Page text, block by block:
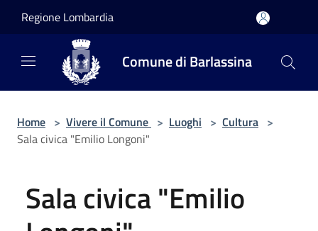
Regione Lombardia
Comune di Barlassina
Home > Vivere il Comune > Luoghi > Cultura >
Sala civica "Emilio Longoni"
Sala civica "Emilio